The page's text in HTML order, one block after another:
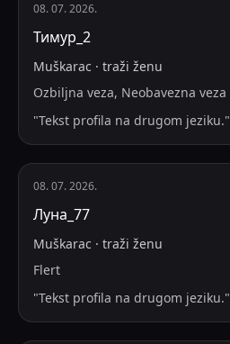
08. 07. 2026.
Тимур_2
Muškarac · traži ženu
Ozbiljna veza, Neobavezna veza
"Tekst profila na drugom jeziku."
08. 07. 2026.
Луна_77
Muškarac · traži ženu
Flert
"Tekst profila na drugom jeziku."